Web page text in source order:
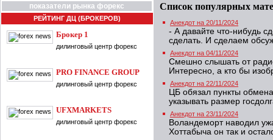
показатели рынка форекс
РЕЙТИНГ ДЦ (БРОКЕРОВ)
Брокер 1
дилинговый центр форекс
PRO FINANCE GROUP
дилинговый центр форекс
UFXMARKETS
дилинговый центр форекс
Список популярных
Анекдот на 20/11/2024
- А давайте что-нибудь
сделать. И сделаем
Анекдот на 04/11/2024
Смешно слышать от
Интересно, а кто бы
Анекдот на 22/11/2024
ЦБ обязал пункты
указывать размер
Анекдот на 23/11/2024
Воландеморт наводил
Хоттабыча он так и